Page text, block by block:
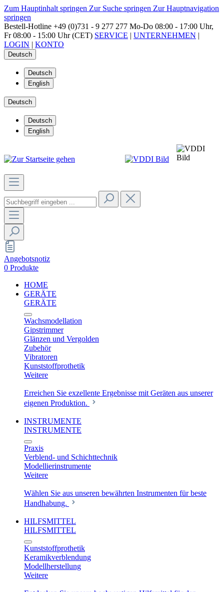
Zum Hauptinhalt springen Zur Suche springen Zur Hauptnavigation
springen
Bestell-Hotline +49 (0)731 - 9 277 277 Mo-Do 08:00 - 17:00 Uhr,
Fr 08:00 - 15:00 Uhr (CET) SERVICE | UNTERNEHMEN |
LOGIN | KONTO
Deutsch
Deutsch
English
Deutsch
Deutsch
English
Angebotsnotiz
0 Produkte
HOME
GERÄTE
GERÄTE
Wachsmodellation
Gipstrimmer
Glänzen und Vergolden
Zubehör
Vibratoren
Kunststoffprothetik
Weitere
Erreichen Sie exzellente Ergebnisse mit Geräten aus unserer
eigenen Produktion.
INSTRUMENTE
INSTRUMENTE
Praxis
Verblend- und Schichttechnik
Modellierinstrumente
Weitere
Wählen Sie aus unseren bewährten Instrumenten für beste
Handhabung.
HILFSMITTEL
HILFSMITTEL
Kunststoffprothetik
Keramikverblendung
Modellherstellung
Weitere